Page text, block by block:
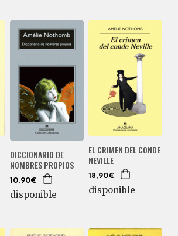
DICCIONARIO DE
NOMBRES PROPIOS
10,90€
disponible
EL CRIMEN DEL CONDE
NEVILLE
18,90€
disponible